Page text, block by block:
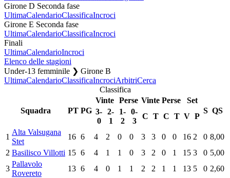
Girone D Seconda fase
UltimaCalendarioClassificaIncroci
Girone E Seconda fase
UltimaCalendarioClassificaIncroci
Finali
UltimaCalendarioIncroci
Elenco delle stagioni
Under-13 femminile ❯ Girone B
UltimaCalendarioClassificaIncrociArbitriCerca
Classifica
Squadra PT PG
Vinte Perse Vinte Perse
Set
S QS
3-
0
2-
1
1-
2
0-
3
C T C T V P
1
Alta Valsugana
Stet
16 6 4 2 0 0 3 3 0 0 16 2 0 8,00
2 Basilisco Villotti 15 6 4 1 1 0 3 2 0 1 15 3 0 5,00
3
Pallavolo
Rovereto
13 6 4 0 1 1 2 2 1 1 13 5 0 2,60